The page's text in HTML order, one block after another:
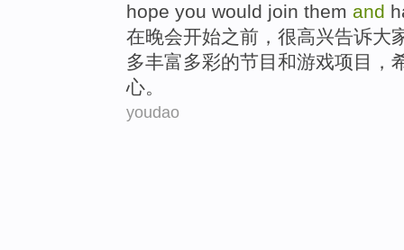
hope you would join them and
在晚会开始之前 ， 很高兴告诉大
多丰富多彩的节目和游戏项目 ，
心。
youdao